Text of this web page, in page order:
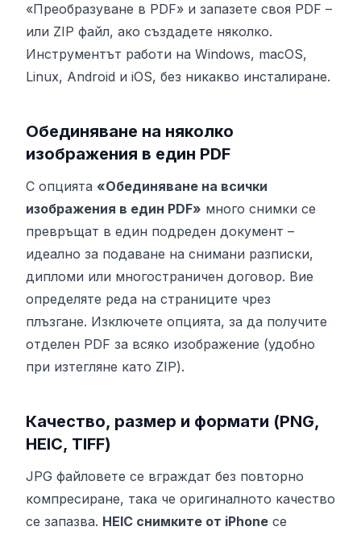
«Преобразуване в PDF» и запазете своя PDF –
или ZIP файл, ако създадете няколко.
Инструментът работи на Windows, macOS,
Linux, Android и iOS, без никакво инсталиране.
Обединяване на няколко
изображения в един PDF
С опцията «Обединяване на всички
изображения в един PDF» много снимки се
превръщат в един подреден документ –
идеално за подаване на снимани разписки,
дипломи или многостраничен договор. Вие
определяте реда на страниците чрез
плъзгане. Изключете опцията, за да получите
отделен PDF за всяко изображение (удобно
при изтегляне като ZIP).
Качество, размер и формати (PNG,
HEIC, TIFF)
JPG файловете се вграждат без повторно
компресиране, така че оригиналното качество
се запазва. HEIC снимките от iPhone се